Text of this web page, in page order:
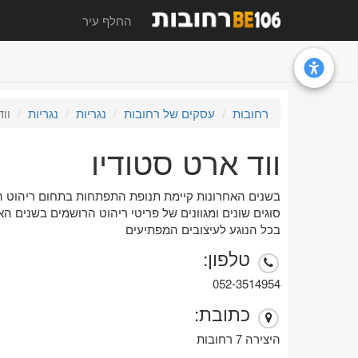
החלף עיר
רחובות עסקים של רחובות נגריות נגריות
ווד ארט סטודיו
בשנים האחרונות קיימת תנופת התפתחות בתחום ריהוט
סוגים שונים ומגוונים של פריטי ריהוט הרושמים בשנים
בכל הנוגע לעיצובים המפתיעים
טלפון:
052-3514954
כתובת:
היצירה 7 רחובות